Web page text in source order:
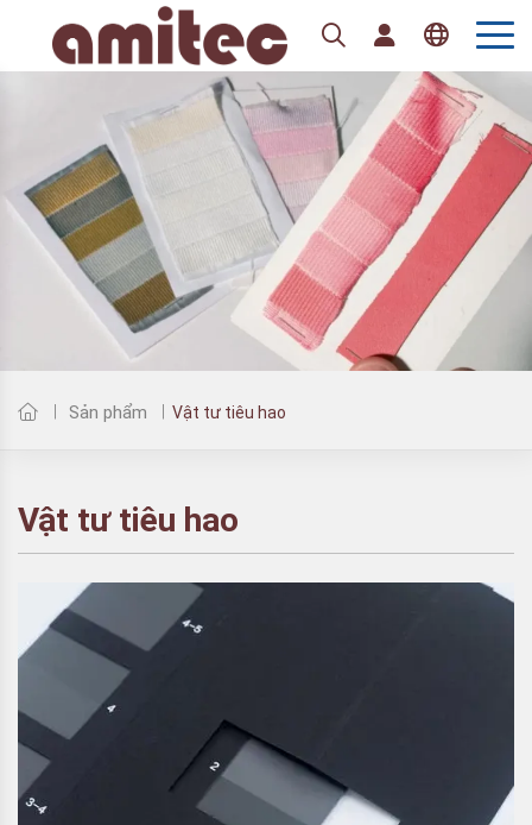
Tiếng Việt
English
Sản phẩm Vật tư tiêu hao
Vật tư tiêu hao